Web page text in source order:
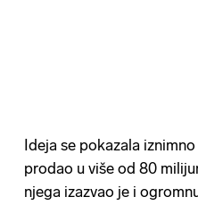
Ideja se pokazala
prodao u više od 80
njega izazvao je i